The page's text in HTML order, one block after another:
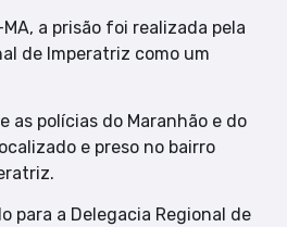
a prisão foi realizada pela
de Imperatriz como um
as polícias do Maranhão e do
e preso no bairro
para a Delegacia Regional de